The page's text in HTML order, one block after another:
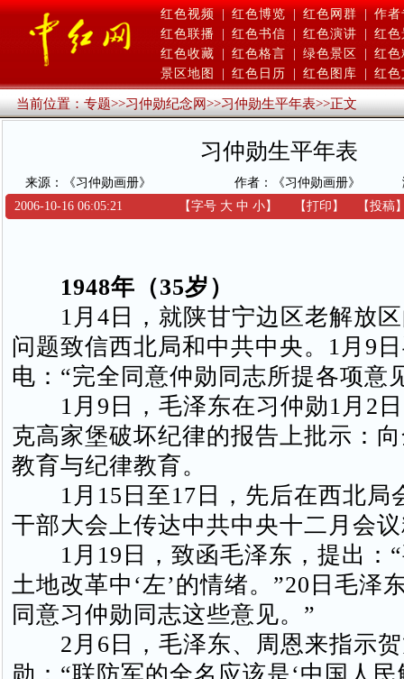
红色视频 | 红色博览 | 红色网群 | 作者
红色联播
红色书信 红色演讲
红色
红色收藏
红色格言 绿色景区
红色
景区地图
红色日历 红色图库 红色
当前位置：专题>>习仲勋纪念网>>习仲勋生平年表>>正文
习仲勋生平年表
来源：《习仲勋画册》 作者：《习仲勋画册》
2006-10-16 06:05:21
【字号 大 中 小】 【打印 】 【投稿
1948年（35岁）
1月4日，就陕甘宁边区老解放区
问题致信西北局和中共中央。1月9
电：“完全同意仲勋同志所提各项意
1月9日，毛泽东在习仲勋1月2日
克高家堡破坏纪律的报告上批示：
教育与纪律教育。
1月15日至17日，先后在西北局
干部大会上传达中共中央十二月会
1月19日，致函毛泽东，提出：“
土地改革中‘左’的情绪。”20日毛泽
同意习仲勋同志这些意见。”
2月6日，毛泽东、周恩来指示贺